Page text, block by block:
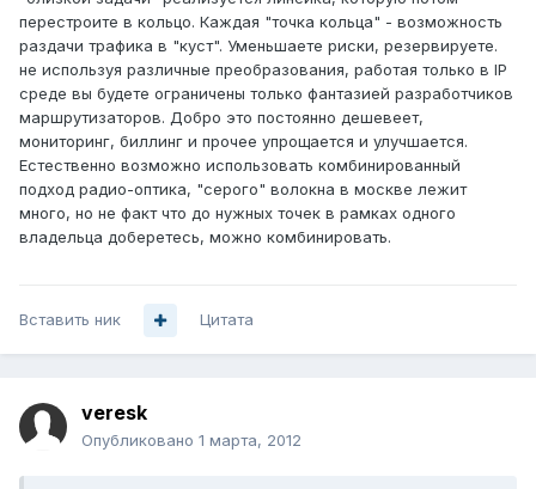
перестроите в кольцо. Каждая "точка кольца" - возможность
раздачи трафика в "куст". Уменьшаете риски, резервируете.
не используя различные преобразования, работая только в IP
среде вы будете ограничены только фантазией разработчиков
маршрутизаторов. Добро это постоянно дешевеет,
мониторинг, биллинг и прочее упрощается и улучшается.
Естественно возможно использовать комбинированный
подход радио-оптика, "серого" волокна в москве лежит
много, но не факт что до нужных точек в рамках одного
владельца доберетесь, можно комбинировать.
Вставить ник Цитата
veresk
Опубликовано 1 марта, 2012